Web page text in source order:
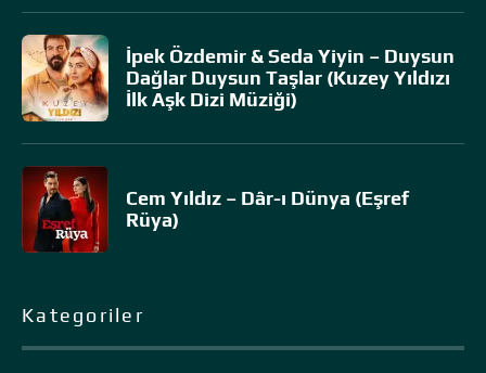
İpek Özdemir & Seda Yiyin – Duysun
Dağlar Duysun Taşlar (Kuzey Yıldızı
İlk Aşk Dizi Müziği)
Cem Yıldız – Dâr-ı Dünya (Eşref
Rüya)
Kategoriler